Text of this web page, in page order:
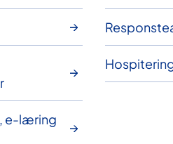
e-læring